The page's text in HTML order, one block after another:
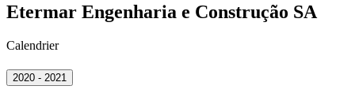
Etermar Engenharia e Construção SA
Calendrier
2020 - 2021